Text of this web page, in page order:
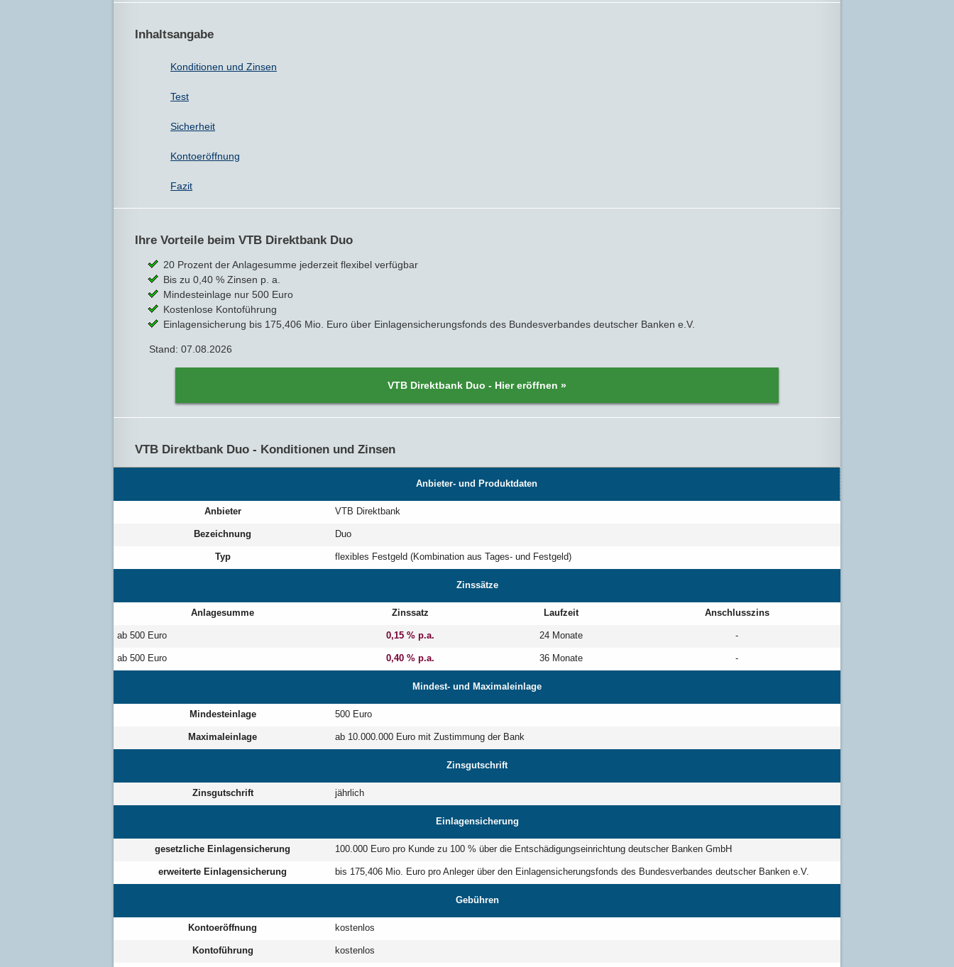
Crowdinvesting
Inhaltsangabe
Konditionen und Zinsen
Test
Sicherheit
Kontoeröffnung
Fazit
Ihre Vorteile beim VTB Direktbank Duo
20 Prozent der Anlagesumme jederzeit flexibel verfügbar
Bis zu 0,40 % Zinsen p. a.
Mindesteinlage nur 500 Euro
Kostenlose Kontoführung
Einlagensicherung bis 175,406 Mio. Euro über Einlagensicherungsfonds des Bundesverbandes deutscher Banken e.V.
Stand: 07.08.2026
VTB Direktbank Duo - Hier eröffnen »
VTB Direktbank Duo - Konditionen und Zinsen
Anbieter- und Produktdaten
Anbieter VTB Direktbank
Bezeichnung Duo
Typ flexibles Festgeld (Kombination aus Tages- und Festgeld)
Zinssätze
Anlagesumme Zinssatz Laufzeit Anschlusszins
ab 500 Euro 0,15 % p.a. 24 Monate -
ab 500 Euro 0,40 % p.a. 36 Monate -
Mindest- und Maximaleinlage
Mindesteinlage 500 Euro
Maximaleinlage ab 10.000.000 Euro mit Zustimmung der Bank
Zinsgutschrift
Zinsgutschrift jährlich
Einlagensicherung
gesetzliche Einlagensicherung 100.000 Euro pro Kunde zu 100 % über die Entschädigungseinrichtung deutscher Banken GmbH
erweiterte Einlagensicherung bis 175,406 Mio. Euro pro Anleger über den Einlagensicherungsfonds des Bundesverbandes deutscher Banken e.V.
Gebühren
Kontoeröffnung kostenlos
Kontoführung kostenlos